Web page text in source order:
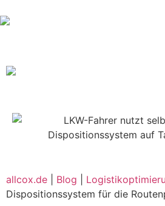
allcox.de Blog
Dispositionssystem für die